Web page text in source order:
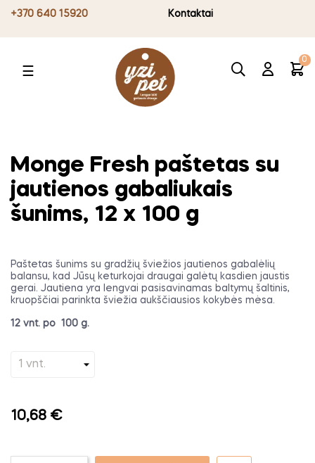
+370 640 15920 Kontaktai
Toggle
☰
0
Monge Fresh paštetas su
jautienos gabaliukais
šunims, 12 x 100 g
Paštetas šunims su gradžių šviežios jautienos gabalėlių
balansu, kad Jūsų keturkojai draugai galėtų kasdien jaustis
gerai. Jautiena yra lengvai pasisavinamas baltymų šaltinis,
kruopščiai parinkta šviežia aukščiausios kokybės mėsa.
12 vnt. po 100 g.
10,68 €